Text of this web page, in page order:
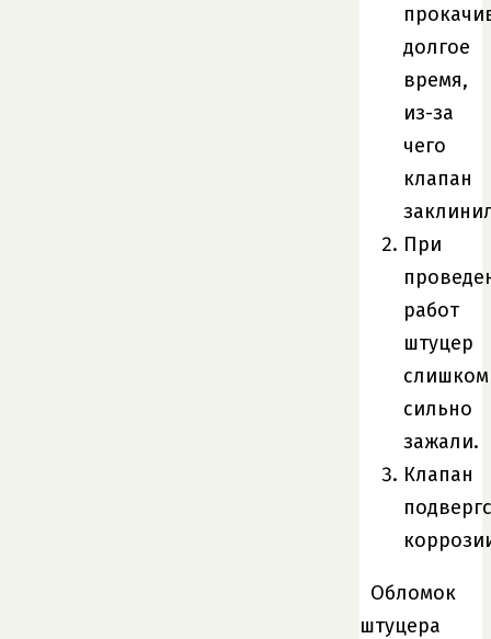
долгое
время,
из-за
чего
клапан
При
работ
штуцер
слишком
сильно
зажали.
Клапан
Обломок
штуцера